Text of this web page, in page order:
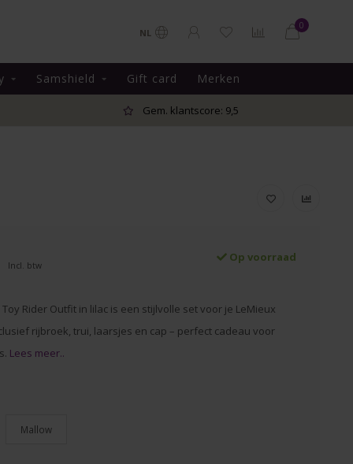
NL
0
Samshield Gift card Merken
Gem. klantscore: 9,5
Incl. btw
Op voorraad
Toy Rider Outfit in lilac is een stijlvolle set voor je LeMieux
rijbroek, trui, laarsjes en cap – perfect cadeau voor
Lees meer..
Mallow